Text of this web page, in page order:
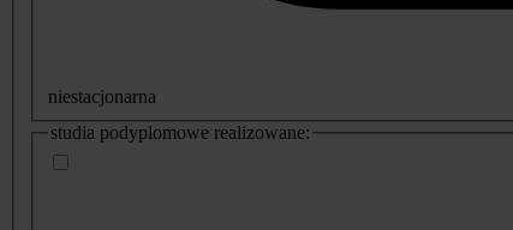
niestacjonarna
studia podyplomowe realizowane: